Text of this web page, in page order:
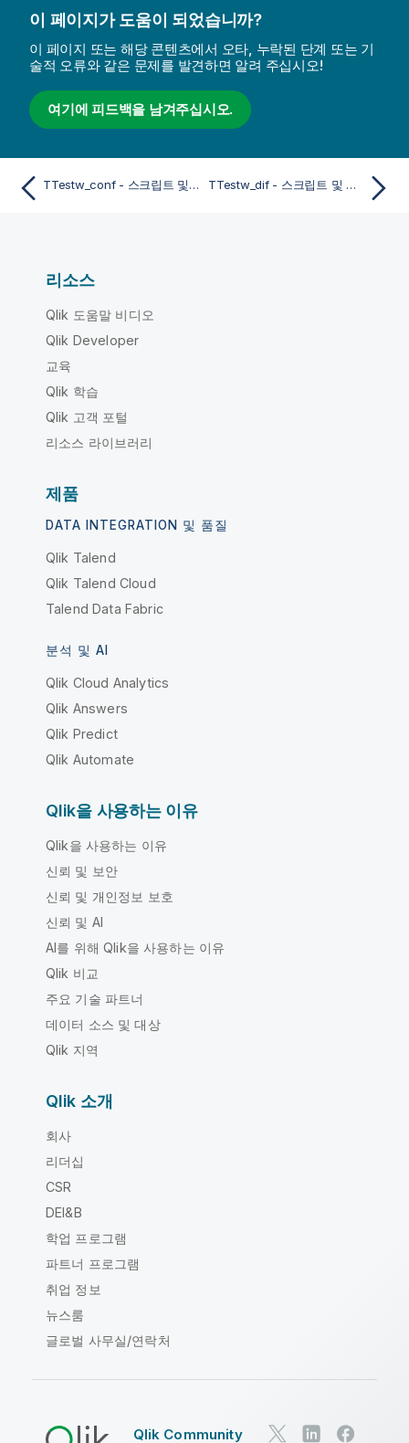
이 페이지가 도움이 되었습니까?
이 페이지 또는 해당 콘텐츠에서 오타, 누락된 단계 또는 기
술적 오류와 같은 문제를 발견하면 알려 주십시오!
여기에 피드백을 남겨주십시오.
TTestw_conf - 스크립트 및 차트 함수 TTestw_dif - 스크립트 및 차트 함수
리소스
Qlik 도움말 비디오
Qlik Developer
교육
Qlik 학습
Qlik 고객 포털
리소스 라이브러리
제품
DATA INTEGRATION 및 품질
Qlik Talend
Qlik Talend Cloud
Talend Data Fabric
분석 및 AI
Qlik Cloud Analytics
Qlik Answers
Qlik Predict
Qlik Automate
Qlik을 사용하는 이유
Qlik을 사용하는 이유
신뢰 및 보안
신뢰 및 개인정보 보호
신뢰 및 AI
AI를 위해 Qlik을 사용하는 이유
Qlik 비교
주요 기술 파트너
데이터 소스 및 대상
Qlik 지역
Qlik 소개
회사
리더십
CSR
DEI&B
학업 프로그램
파트너 프로그램
취업 정보
뉴스룸
글로벌 사무실/연락처
Qlik Community